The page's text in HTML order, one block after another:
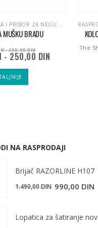
| NEGA KOSE ,RASPRODAJA
ZA NEGU KOSE I MUŠKE BRADE
MUŠKU BRADU
-690,00DIN
- 250,00 DIN
The
NA RASPRODAJI
Brijač RAZORLINE H107
1.490,00DIN Originalna
bila:
990,00 DIN
Lopatica za šatiranje